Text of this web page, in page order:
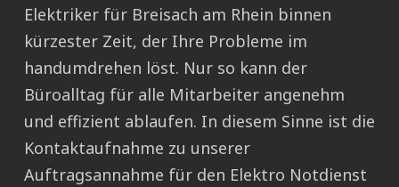
Elektriker für Breisach am Rhein binnen
kürzester Zeit, der Ihre Probleme im
handumdrehen löst. Nur so kann der
Büroalltag für alle Mitarbeiter angenehm
und effizient ablaufen. In diesem Sinne ist die
Kontaktaufnahme zu unserer
Auftragsannahme für den Elektro Notdienst